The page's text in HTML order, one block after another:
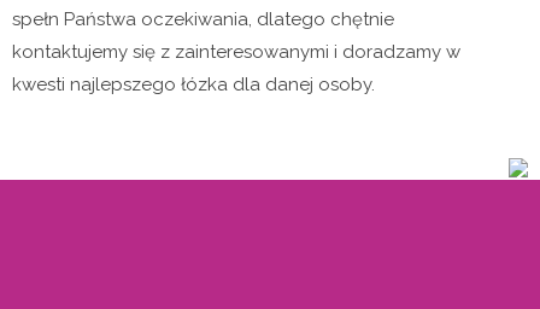
spełn Państwa oczekiwania, dlatego chętnie
kontaktujemy się z zainteresowanymi i doradzamy w
kwesti najlepszego łózka dla danej osoby.